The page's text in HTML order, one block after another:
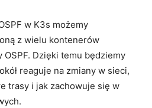
w K3s możemy⁤
z wielu⁤ kontenerów
⁢OSPF. Dzięki ⁤temu będziemy
reaguje na zmiany w‍ sieci,​
trasy i jak zachowuje się w